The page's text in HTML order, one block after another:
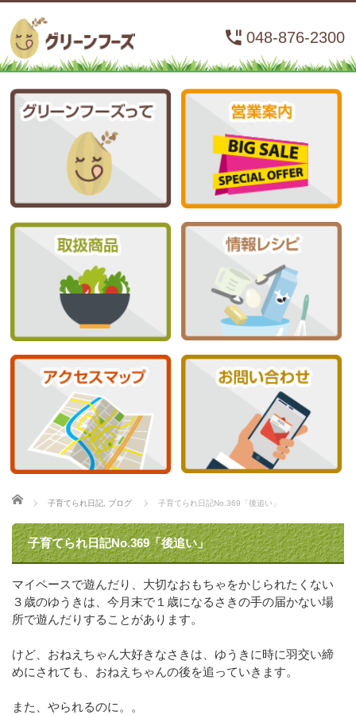
048-876-2300
ホーム
子育てられ日記 ブログ 子育てられ日記No.369「後追い」
子育てられ日記No.369「後追い」
マイペースで遊んだり、大切なおもちゃをかじられたくない
３歳のゆうきは、今月末で１歳になるさきの手の届かない場
所で遊んだりすることがあります。
けど、おねえちゃん大好きなさきは、ゆうきに時に羽交い締
めにされても、おねえちゃんの後を追っていきます。
また、やられるのに。。